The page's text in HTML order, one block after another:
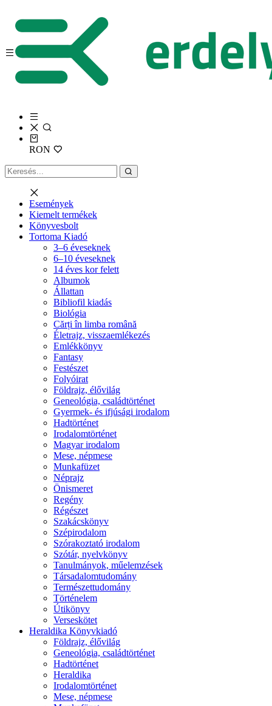
RON
Események
Kiemelt termékek
Könyvesbolt
Tortoma Kiadó
3–6 éveseknek
6–10 éveseknek
14 éves kor felett
Albumok
Állattan
Bibliofil kiadás
Biológia
Cărți în limba română
Életrajz, visszaemlékezés
Emlékkönyv
Fantasy
Festészet
Folyóirat
Földrajz, élővilág
Geneológia, családtörténet
Gyermek- és ifjúsági irodalom
Hadtörténet
Irodalomtörténet
Magyar irodalom
Mese, népmese
Munkafüzet
Néprajz
Önismeret
Regény
Régészet
Szakácskönyv
Szépirodalom
Szórakoztató irodalom
Szótár, nyelvkönyv
Tanulmányok, műelemzések
Társadalomtudomány
Természettudomány
Történelem
Útikönyv
Verseskötet
Heraldika Könyvkiadó
Földrajz, élővilág
Geneológia, családtörténet
Hadtörténet
Heraldika
Irodalomtörténet
Mese, népmese